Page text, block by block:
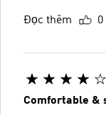
Đọc thêm 0
Comfortable &